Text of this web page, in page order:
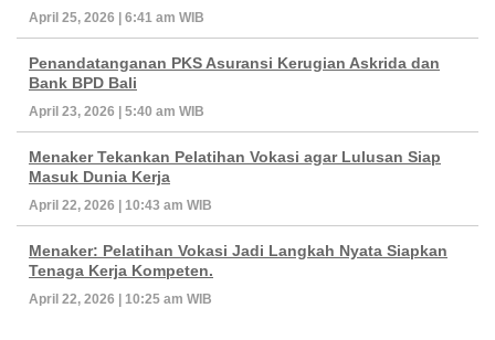
April 25, 2026 | 6:41 am WIB
Penandatanganan PKS Asuransi Kerugian Askrida dan
Bank BPD Bali
April 23, 2026 | 5:40 am WIB
Menaker Tekankan Pelatihan Vokasi agar Lulusan Siap
Masuk Dunia Kerja
April 22, 2026 | 10:43 am WIB
Menaker: Pelatihan Vokasi Jadi Langkah Nyata Siapkan
Tenaga Kerja Kompeten.
April 22, 2026 | 10:25 am WIB